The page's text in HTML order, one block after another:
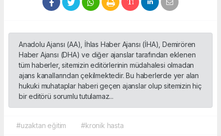
Anadolu Ajansı (AA), İhlas Haber Ajansı (İHA), Demirören
Haber Ajansı (DHA) ve diğer ajanslar tarafından eklenen
tüm haberler, sitemizin editörlerinin müdahalesi olmadan
ajans kanallarından çekilmektedir. Bu haberlerde yer alan
hukuki muhataplar haberi geçen ajanslar olup sitemizin hiç
bir editörü sorumlu tutulamaz...
#uzaktan eğitim #kronik hasta